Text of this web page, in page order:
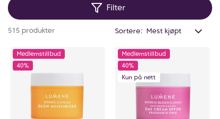
Hvilken dagkrem du skal ha avhenger av din
hudtilstand og hudtype. Hos VITA får du dagkremer
for deg som sliter med tørr hud, fet hud, kombinert
aldringstegn. Vi tilbyr dagkremer både med og uten
SPF. Dagkrem med SPF finner du i menyen på siden.
Filter
515 produkter Sortere:
Medlemstillbud
40%
Medlemstillbud
40%
Kun på nett